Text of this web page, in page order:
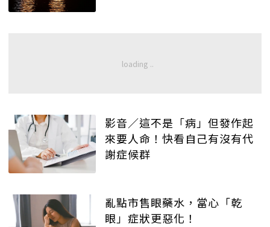
影音／這不是「病」但發作起
來要人命！快看自己有沒有代
謝症候群
亂點市售眼藥水，當心「乾
眼」症狀更惡化！